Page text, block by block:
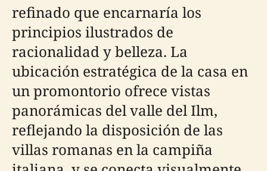
refinado que encarnaría los
principios ilustrados de
racionalidad y belleza. La
ubicación estratégica de la casa en
un promontorio ofrece vistas
panorámicas del valle del Ilm,
reflejando la disposición de las
villas romanas en la campiña